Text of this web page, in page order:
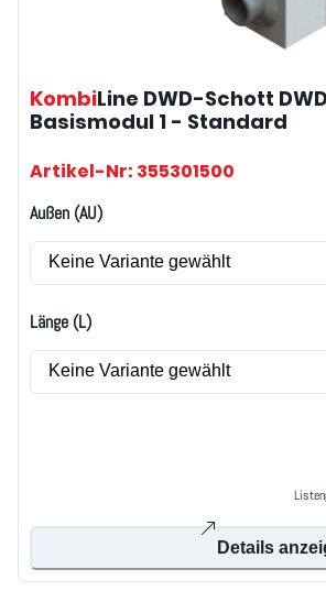
KombiLine DWD-Schott
Basismodul 1 - Standard
Artikel-Nr: 355301500
Außen (AU)
Länge (L)
Details